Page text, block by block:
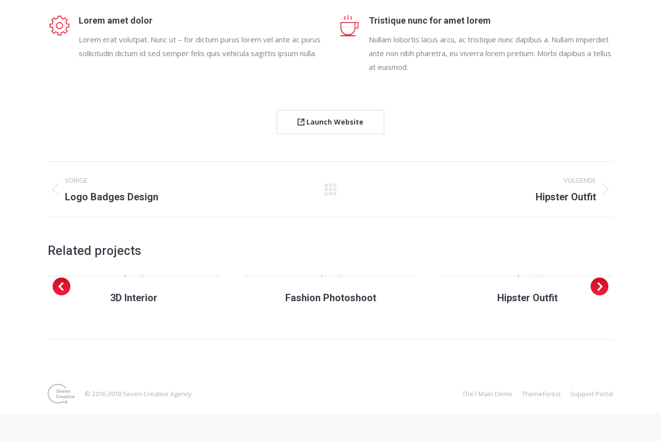
Lorem amet dolor
Lorem erat volutpat. Nunc ut – for dictum purus lorem vel ante ac purus
sollicitudin dictum id sed semper felis quis vehicula sagittis ipsum nulla.
Tristique nunc for amet lorem
Nullam lobortis lacus arcu, ac tristique nunc dapibus a. Nullam imperdiet
ante non nibh pharetra, eu viverra lorem pretium. Morbi dapibus a tellus
at euismod.
Launch Website
navigation
VORIGE
Previous
Logo Badges Design
VOLGENDE
Hipster Outfit
Related projects
3D Interior Fashion Photoshoot Hipster Outfit
© 2016-2018 Seven Creative Agency The7 Main Demo Themeforest Support Portal